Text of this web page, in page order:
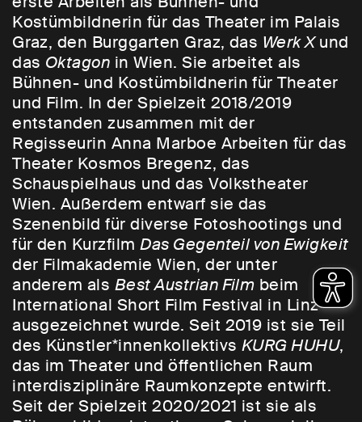
Kostümbildnerin für das Theater im Palais
Graz, den Burggarten Graz, das Werk Xund
das Oktagon in Wien. Sie arbeitet als
Bühnen- und Kostümbildnerin für Theater
und Film. In der Spielzeit 2018/2019
entstanden zusammen mit der
Regisseurin Anna Marboe Arbeiten für das
Theater Kosmos Bregenz, das
Schauspielhaus und das Volkstheater
Wien. Außerdem entwarf sie das
Szenenbild für diverse Fotoshootings und
für den KurzfilmDas Gegenteil von Ewigkeit
der Filmakademie Wien, der unter
anderem als Best Austrian Film beim
International Short Film Festival in Linz
ausgezeichnet wurde. Seit 2019 ist sie Teil
des Künstler*innenkollektivs KURG HUHU,
das im Theater und öffentlichen Raum
interdisziplinäre Raumkonzepte entwirft.
Seit der Spielzeit 2020/2021 ist sie als